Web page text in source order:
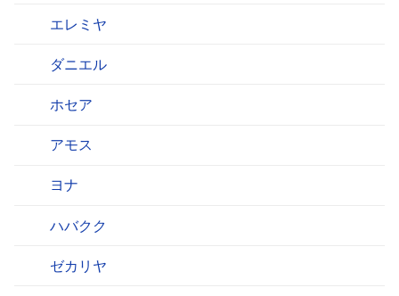
エレミヤ
ダニエル
ホセア
アモス
ヨナ
ハバクク
ゼカリヤ